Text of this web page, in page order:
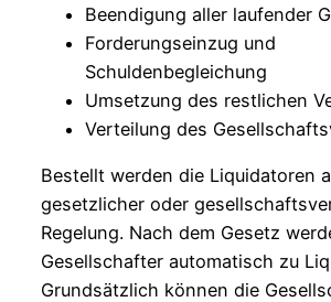
Beendigung aller laufender
Forderungseinzug und
Schuldenbegleichung
Umsetzung des restlichen
Verteilung des
Bestellt werden die Liquidatoren
gesetzlicher oder
Regelung. Nach dem Gesetz
Gesellschafter automatisch zu
Grundsätzlich können die